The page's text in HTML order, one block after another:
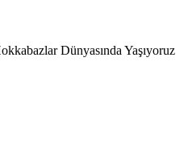
Dünyasında Yaşıyoruz